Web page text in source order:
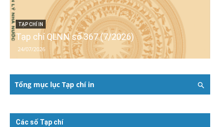
TẠP CHÍ IN
Tạp chí QLNN số 367 (7/2026)
24/07/2026
Tổng mục lục Tạp chí in
Các số Tạp chí